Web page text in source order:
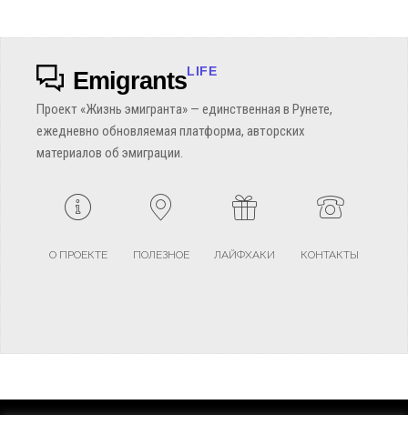
EmigrantsLIFE
Проект «Жизнь эмигранта» — единственная в Рунете,
ежедневно обновляемая платформа, авторских
материалов об эмиграции.
О ПРОЕКТЕ ПОЛЕЗНОЕ ЛАЙФХАКИ КОНТАКТЫ